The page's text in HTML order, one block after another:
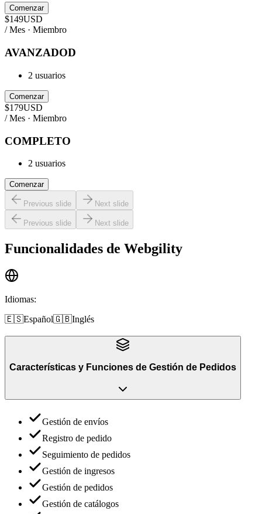
Comenzar
$149USD
/ Mes · Miembro
AVANZADOD
2 usuarios
Comenzar
$179USD
/ Mes · Miembro
COMPLETO
2 usuarios
Comenzar
Previous slide Next slide
Previous slide Next slide
Funcionalidades de Webgility
Idiomas:
🇪🇸Español🇬🇧Inglés
Características y Funciones de Gestión de Pedidos
Gestión de envíos
Registro de pedido
Seguimiento de pedidos
Gestión de ingresos
Gestión de pedidos
Gestión de catálogos